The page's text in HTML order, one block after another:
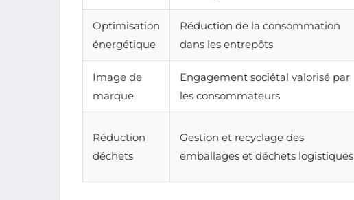
Optimisation
énergétique
Réduction de la consommation
dans les entrepôts
Image de
marque
Engagement sociétal valorisé par
les consommateurs
Réduction
déchets
Gestion et recyclage des
emballages et déchets logistiques